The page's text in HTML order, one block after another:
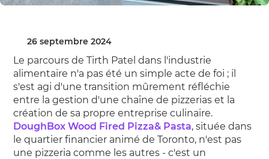
26 septembre 2024
Le parcours de Tirth Patel dans l'industrie
alimentaire n'a pas été un simple acte de foi ; il
s'est agi d'une transition mûrement réfléchie
entre la gestion d'une chaîne de pizzerias et la
création de sa propre entreprise culinaire.
DoughBox Wood Fired Pizza& Pasta, située dans
le quartier financier animé de Toronto, n'est pas
une pizzeria comme les autres - c'est un